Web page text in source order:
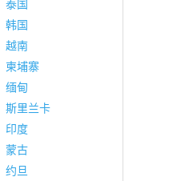
泰国
韩国
越南
柬埔寨
缅甸
斯里兰卡
印度
蒙古
约旦